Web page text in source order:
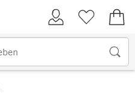
Kundenkonto
Merkliste